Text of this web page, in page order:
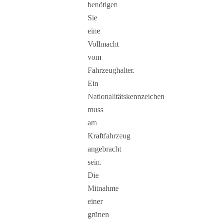
benötigen
Sie
eine
Vollmacht
vom
Fahrzeughalter.
Ein
Nationalitätskennzeichen
muss
am
Kraftfahrzeug
angebracht
sein.
Die
Mitnahme
einer
grünen